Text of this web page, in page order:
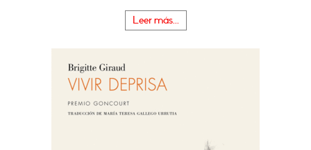
Leer más...